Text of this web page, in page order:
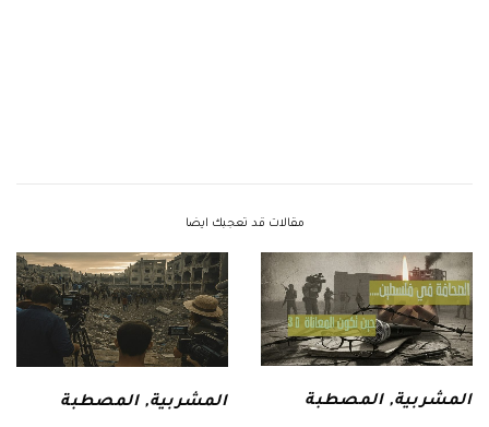
مقالات قد تعجبك ايضا
المشربية,المصطبة المشربية,المصطبة